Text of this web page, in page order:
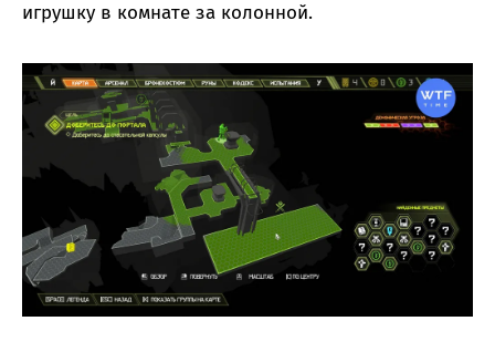
игрушку в комнате за колонной.